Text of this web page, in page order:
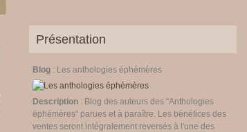
Présentation
Blog : Les anthologies éphémères
Description : Blog des auteurs des "Anthologies
éphémères" parues et à paraître. Les bénéfices des
ventes seront intégralement reversés à l'une des